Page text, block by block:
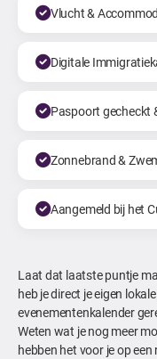
Vlucht &
Digitale
Paspoort gecheckt
Zonnebrand &
Aangemeld bij het
Laat dat laatste puntje
heb je direct je eigen
evenementenkalender
Weten wat je nog meer
hebben het voor je op een